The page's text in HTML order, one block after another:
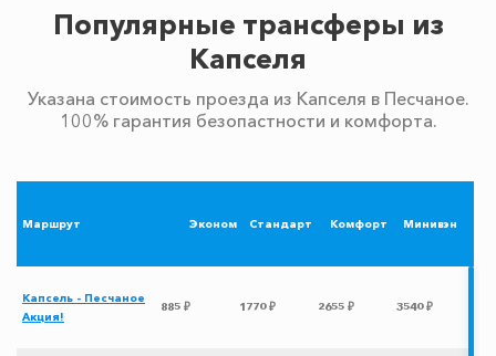
Популярные трансферы из
Капселя
Указана стоимость проезда из Капселя в Песчаное.
100% гарантия безопастности и комфорта.
Маршрут Эконом Стандарт Комфорт Минивэн
Капсель - Песчаное
Акция!
885 ₽ 1770 ₽ 2655 ₽ 3540 ₽